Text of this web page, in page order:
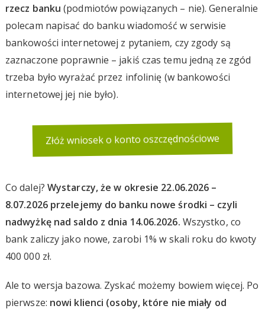
rzecz banku (podmiotów powiązanych – nie). Generalnie
polecam napisać do banku wiadomość w serwisie
bankowości internetowej z pytaniem, czy zgody są
zaznaczone poprawnie – jakiś czas temu jedną ze zgód
trzeba było wyrażać przez infolinię (w bankowości
internetowej jej nie było).
Złóż wniosek o konto oszczędnościowe
Co dalej? Wystarczy, że w okresie 22.06.2026 –
8.07.2026 przelejemy do banku nowe środki – czyli
nadwyżkę nad saldo z dnia 14.06.2026. Wszystko, co
bank zaliczy jako nowe, zarobi 1% w skali roku do kwoty
400 000 zł.
Ale to wersja bazowa. Zyskać możemy bowiem więcej. Po
pierwsze: nowi klienci (osoby, które nie miały od